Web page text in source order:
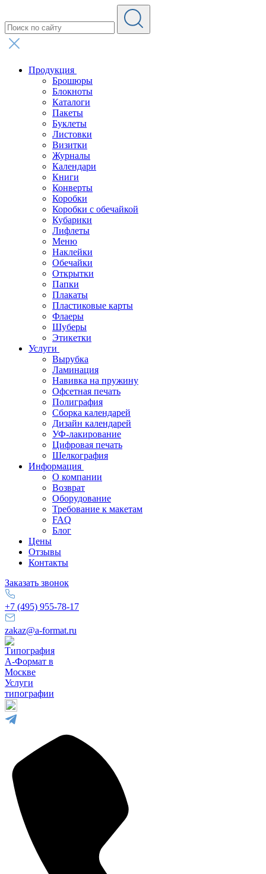
Продукция
Брошюры
Блокноты
Каталоги
Пакеты
Буклеты
Листовки
Визитки
Журналы
Календари
Книги
Конверты
Коробки
Коробки с обечайкой
Кубарики
Лифлеты
Меню
Наклейки
Обечайки
Открытки
Папки
Плакаты
Пластиковые карты
Флаеры
Шуберы
Этикетки
Услуги
Вырубка
Ламинация
Навивка на пружину
Офсетная печать
Полиграфия
Сборка календарей
Дизайн календарей
УФ-лакирование
Цифровая печать
Шелкография
Информация
О компании
Возврат
Оборудование
Требование к макетам
FAQ
Блог
Цены
Отзывы
Контакты
Заказать звонок
+7 (495) 955-78-17
zakaz@a-format.ru
Услуги
типографии